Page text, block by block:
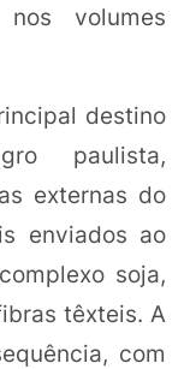
volumes
destino
paulista,
externas do
enviados ao
soja,
têxteis. A
com